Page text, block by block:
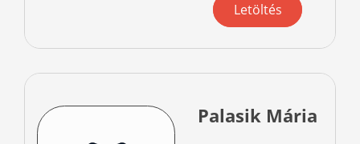
Letöltés
Palasik Mária